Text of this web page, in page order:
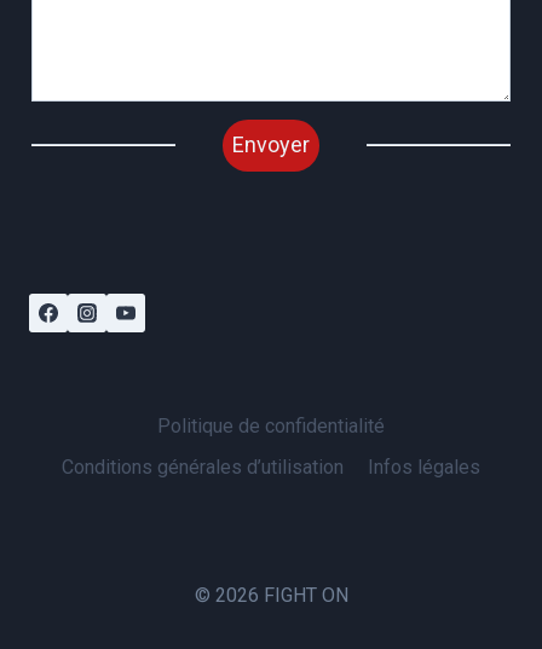
Envoyer
Politique de confidentialité
Conditions générales d’utilisation
Infos légales
© 2026 FIGHT ON